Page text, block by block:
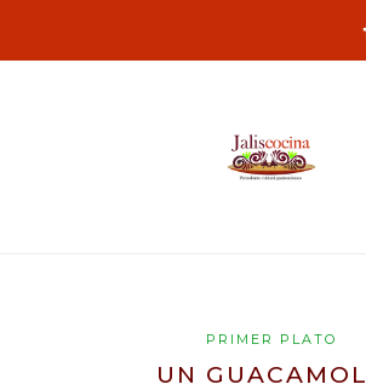
PRIMER PLATO
UN